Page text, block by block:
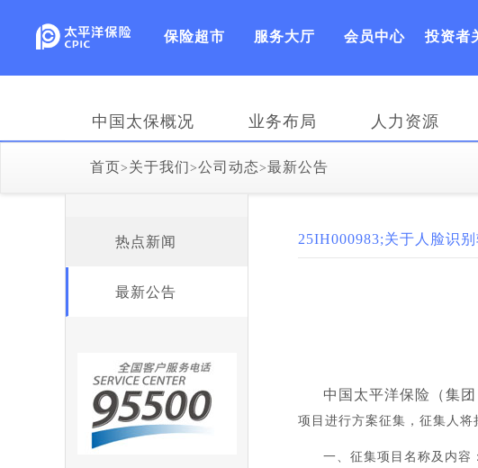
保险超市 服务大厅 会员中心 投资者
中国太保概况 业务布局 人力资源
首页> 关于我们>公司动态>最新公告
热点新闻
最新公告
25IH000983;关于人脸识
中国太平洋保险（集
项目进行方案征集，征集人将
一、征集项目名称及内容：